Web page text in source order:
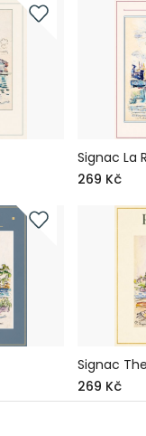
Signac La
269 Kč
Signac
269 Kč